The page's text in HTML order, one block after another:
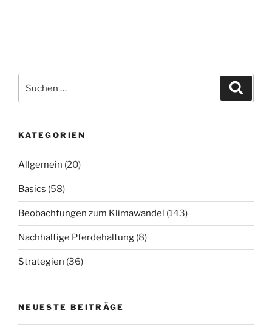
nach:
KATEGORIEN
Allgemein (20)
Basics (58)
Beobachtungen zum Klimawandel (143)
Nachhaltige Pferdehaltung (8)
Strategien (36)
NEUESTE BEITRÄGE